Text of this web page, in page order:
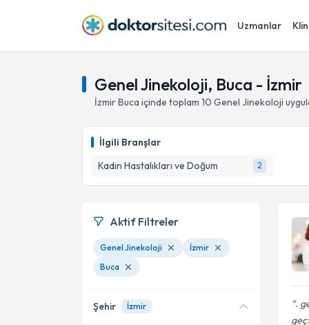
Uzmanlar
Genel Jinekoloji, Buca - İzmir
İzmirBuca içinde toplam 10 Genel Jinekoloji
İlgili Branşlar
Kadın Hastalıkları ve Doğum
2
.
Aktif Filtreler
Genel Jinekoloji
İzmir
Buca
Şehir İzmir